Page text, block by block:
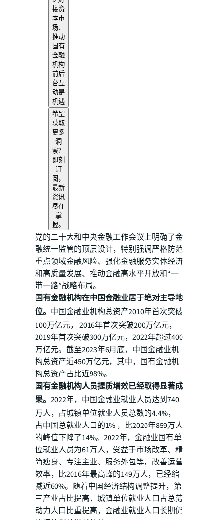
接资
本市
场、
推动
国有
金融
机构
前后
台互
动是
机遇
希望
获取
更多
洞
察？
即刻
订
阅，
最新
资讯
尽在
掌
握。
党的二十大和中央金融工作会议上明确了金
融统一监管的顶层设计，特别强调严格防范
重点领域金融风险、强化金融服务实体经济
和高质量发展、推动金融高水平开放和“一
带一路”战略布局。
国有金融机构在中国金融业居于绝对主导地
位。 中国金融业机构总资产2010年首次突破
100万亿元， 2016年首次突破200万亿元，
2019年首次突破300万亿元，2022年超过400
万亿元。截至2023年6月底，中国金融业机
构总资产近450万亿元，其中，国有金融机
构总资产占比近98%。
国有金融机构人员提质增效已经取得显著成
果。 2022年，中国金融业就业人员达到740
万人，占城镇单位就业人员总数的4.4%，
占中国总就业人口的1% ，比2020年859万人
的峰值下降了14%。2022年，金融业国有单
位就业人员为61万人，受益于市场改革、精
简瘦身、专注主业、服务外包等，改善运营
效率，比2016年最高峰的149万人，已经缩
减近60%。随着中国经济结构调整提升，第
三产业占比提高，城镇单位就业人口占总劳
动力人口比重提高，金融业就业人口长期仍